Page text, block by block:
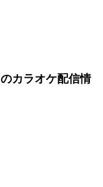
のカラオケ配信情